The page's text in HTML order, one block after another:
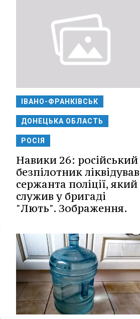
ІВАНО-ФРАНКІВСЬК
ДОНЕЦЬКА ОБЛАСТЬ
РОСІЯ
Навики 26: російський
безпілотник ліквідував
сержанта поліції, який
служив у бригаді
"Лють". Зображення.